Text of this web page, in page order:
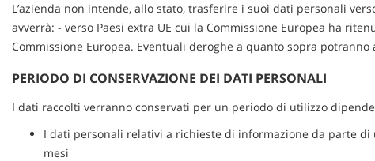
L’azienda non intende, allo stato, trasferire i suoi dati personali
avverrà: - verso Paesi extra UE cui la Commissione Europea ha
Commissione Europea. Eventuali deroghe a quanto sopra potranno
PERIODO DI CONSERVAZIONE DEI DATI PERSONALI
I dati raccolti verranno conservati per un periodo di utilizzo
I dati personali relativi a richieste di informazione da parte
mesi